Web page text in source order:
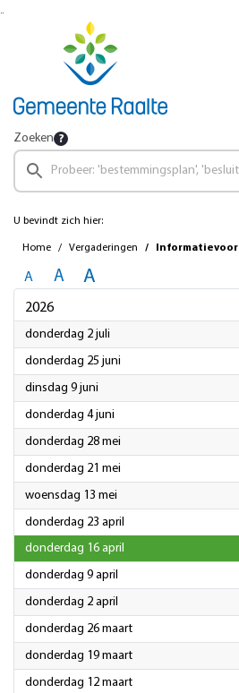
Ga naar de inhoud van deze pagina
Ga naar het zoeken
Zoeken
U bevindt zich hier:
Home Vergaderingen
A A A
2026
donderdag 2 juli
donderdag 25 juni
dinsdag 9 juni
donderdag 4 juni
donderdag 28 mei
donderdag 21 mei
woensdag 13 mei
donderdag 23 april
donderdag 16 april
donderdag 9 april
donderdag 2 april
donderdag 26 maart2026
donderdag 19 maart2026
donderdag 12 maart2026